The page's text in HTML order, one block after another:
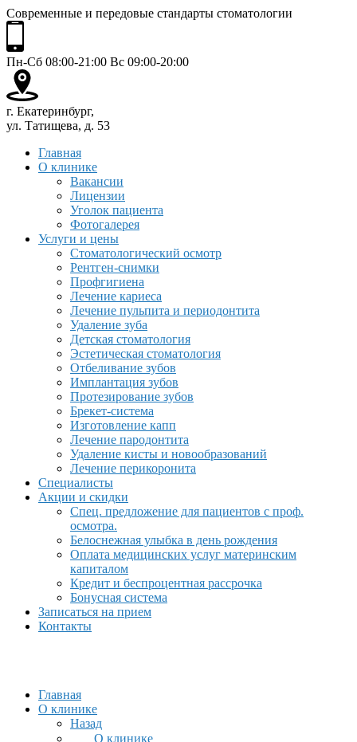
Современные и передовые стандарты стоматологии
Пн-Сб 08:00-21:00 Вс 09:00-20:00
г. Екатеринбург,
ул. Татищева, д. 53
Главная
О клинике
Вакансии
Лицензии
Уголок пациента
Фотогалерея
Услуги и цены
Стоматологический осмотр
Рентген-снимки
Профгигиена
Лечение кариеса
Лечение пульпита и периодонтита
Удаление зуба
Детская стоматология
Эстетическая стоматология
Отбеливание зубов
Имплантация зубов
Протезирование зубов
Брекет-система
Изготовление капп
Лечение пародонтита
Удаление кисты и новообразований
Лечение перикоронита
Специалисты
Акции и скидки
Спец. предложение для пациентов с проф.
осмотра.
Белоснежная улыбка в день рождения
Оплата медицинских услуг материнским
капиталом
Кредит и беспроцентная рассрочка
Бонусная система
Записаться на прием
Контакты
Главная
О клинике
Назад
О клинике